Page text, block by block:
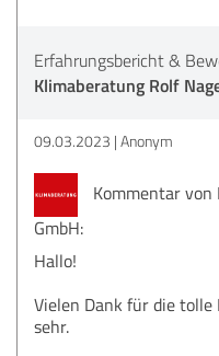
Erfahrungsbericht &
Klimaberatung Rolf
09.03.2023 Anonym
Kommentar von
GmbH:
Hallo!
Vielen Dank für die
sehr.